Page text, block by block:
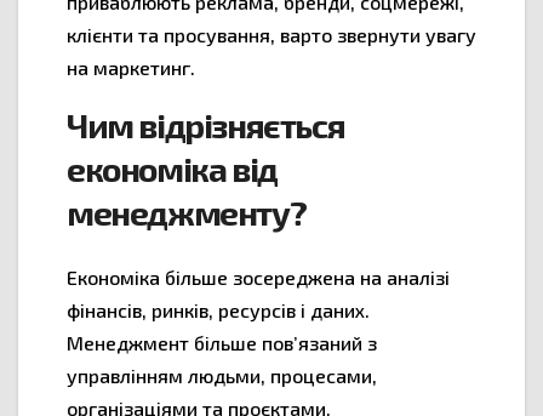
клієнти та просування, варто звернути увагу
на маркетинг.
Чим відрізняється
економіка від
менеджменту?
Економіка більше зосереджена на аналізі
фінансів, ринків, ресурсів і даних.
Менеджмент більше пов’язаний з
управлінням людьми, процесами,
організаціями та проєктами.